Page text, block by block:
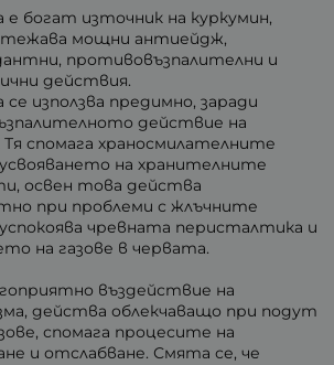
е богат източник на куркумин,
мощни антиейдж,
противовъзпалителни и
действия.
използва предимно, заради
действие на
Тя спомага храносмилателните
на хранителните
освен това действа
при проблеми с жлъчните
чревната перисталтика и
на газове в червата.
въздействие на
действа облекчаващо при подут
спомага процесите на
и отслабване. Смята се, че